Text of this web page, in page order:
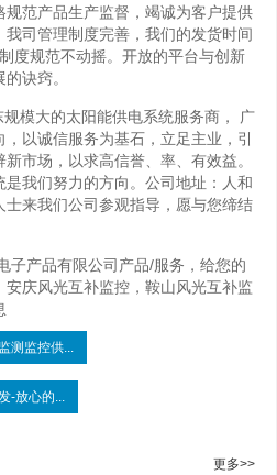
范产品生产监督，竭诚为客户提供
司管理制度完善，我们的发货时间
度规范不动摇。开放的平台与创新
诀窍。
模大的太阳能供电系统服务商， 广
以诚信服务为基石，立足主业，引
市场，以求高信誉、率、有效益。
我们努力的方向。公司地址：人和
来我们公司参观指导，愿与您缔结
子产品有限公司产品/服务，给您的
庆风光互补监控，鞍山风光互补监
测监控供...
-放心的...
更多>>